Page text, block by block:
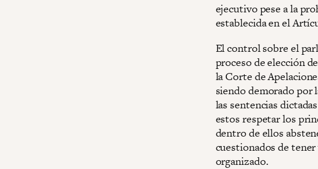
ejecutivo pese a la
establecida en el
El control sobre el
proceso de elección
la Corte de
siendo demorado por
las sentencias
estos respetar los
dentro de ellos
cuestionados de
organizado.